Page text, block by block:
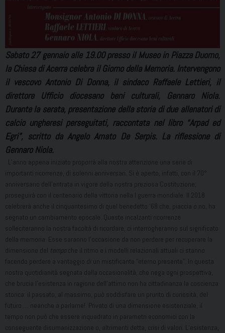
Sabato 27 gennaio alle 19.00 presso il Museo in Piazza Duomo,
la Chiesa di Acerra celebra il Giorno della Memoria. Intervengono
il vescovo Antonio Di Donna, il sindaco Raffaele Lettieri, il
direttore Ufficio diocesano beni culturali, Gennaro Niola.
Durante la serata, presentazione della storia di due allenatori di
calcio ungheresi perseguitati, raccontata nel libro “Arpad ed
Egri”, scritto da Angelo Amato De Serpis. La riflessione di
Gennaro Niola.
L’anno appena iniziato proporrà alla nostra attenzione una serie di
importanti ricorrenze, di solenni anniversari. Si è aperto, infatti, con il 70°
anniversario dell’entrata in vigore della nostra preziosa Costituzione;
proseguirà con il centenario della vittoria nella I guerra mondiale. Il 2018
celebrerà anche il cinquantesimo di quel benedetto ’68 che, piaccia o no, ha
segnato un cambiamento epocale. Queste incalzanti ricorrenze
solleciteranno la nostra facoltà di ricordare, ci interrogheranno sul significato
della memoria. Esse saranno l’occasione da non perdere per recuperare la
dimensione del tempo che il ritmo e i modelli relazionali attuali ci stanno
facendo perdere a vantaggio di un mistificante “eterno presente”. In questa
nostra quotidianità segnata dalla occasionalità, che nega ogni prospettiva,
che brucia l’esistenza in ragione dell’attimo non ha cittadinanza la coscienza
storica: il passato, al massimo, può soddisfare un prurito di curiosità; del
futuro … neanche a parlarne! Privato di una dimensione esistenziale, il
tempo non può che essere inquadrato in parametri economici con la
conseguente disumanizzazione o, altrimenti detta, crisi di valori. L’esistenza,